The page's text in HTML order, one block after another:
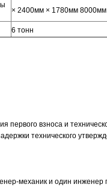
× 2400мм × 1780мм 8000мм
6 тонн
первого взноса и
технического
механик и один инженер